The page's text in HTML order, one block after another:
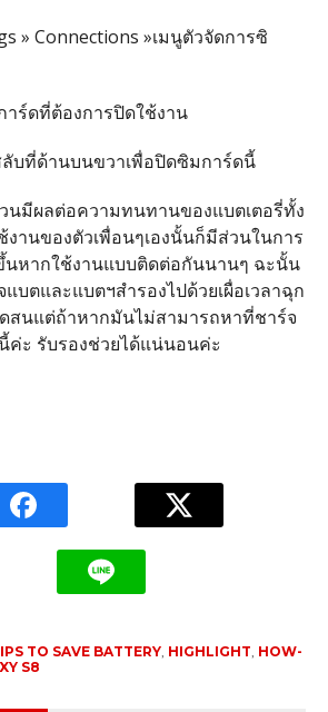
» Connections »เมนูตัวจัดการซิ
ร์ดที่ต้องการปิดใช้งาน
บที่ด้านบนขวาเพื่อปิดซิมการ์ดนี้
มีผลต่อความทนทานของแบตเตอรี่ทั้ง
านของตัวเพื่อนๆเองนั้นก็มีส่วนในการ
หากใช้งานแบบติดต่อกันนานๆ ฉะนั้น
บตและแบตฯสำรองไปด้วยเผื่อเวลาฉุก
ดสนแต่ถ้าหากมันไม่สามารถหาที่ชาร์จ
ค่ะ รับรองช่วยได้แน่นอนค่ะ
TO SAVE BATTERY, HIGHLIGHT HOW-
S8